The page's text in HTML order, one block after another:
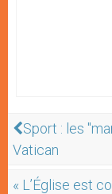
Sport : les
Vatican
« L’Église est